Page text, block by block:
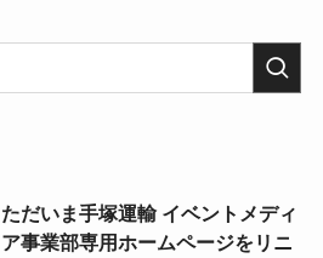
ただいま手塚運輸 イベントメディ
ア事業部専用ホームページをリニ